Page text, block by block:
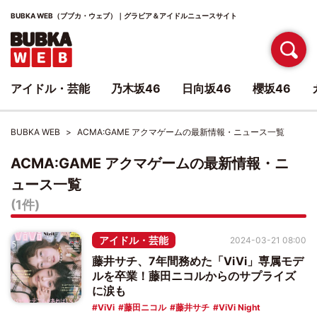
BUBKA WEB（ブブカ・ウェブ）｜グラビア＆アイドルニュースサイト
BUBKA WEB ACMA:GAME アクマゲームの最新情報・ニュース一覧
ACMA:GAME アクマゲームの最新情報・ニ
ュース一覧
(1件)
アイドル・芸能
藤井サチ、7年間務めた「ViVi」専属モデ
ルを卒業！藤田ニコルからのサプライズ
に涙も
ViVi 藤田ニコル 藤井サチ
ViVi Night
2024-03-21 08:00
アイドル・芸能 乃木坂46 日向坂46 櫻坂46